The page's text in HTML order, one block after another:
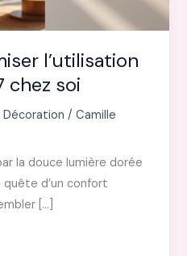
l’utilisation
chez soi
Décoration /Camille
la douce lumière dorée
quête d’un confort
[…]